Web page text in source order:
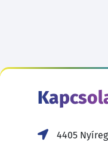
4405